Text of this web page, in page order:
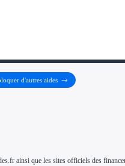
d'autres aides
ainsi que les sites officiels des